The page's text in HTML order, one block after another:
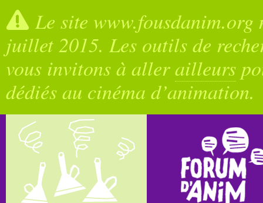
Le site
juillet 2015. Les outils de
vous invitons à allerailleurs
dédiés au cinéma d’animation.